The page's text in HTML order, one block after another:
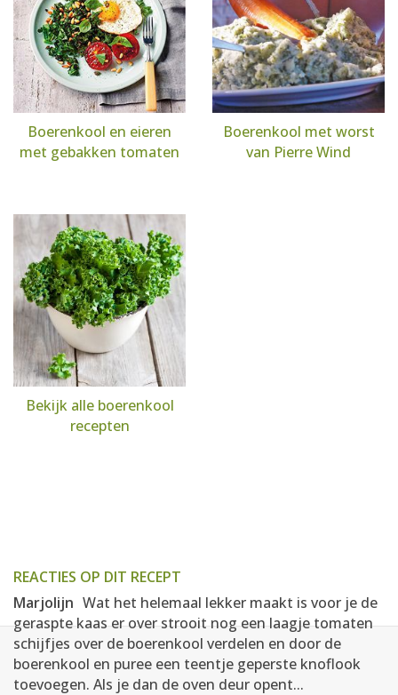
Boerenkool en eieren
met gebakken tomaten
Boerenkool met worst
van Pierre Wind
Bekijk alle boerenkool
recepten
REACTIES OP DIT RECEPT
Marjolijn Wat het helemaal lekker maakt is voor je de
geraspte kaas er over strooit nog een laagje tomaten
schijfjes over de boerenkool verdelen en door de
boerenkool en puree een teentje geperste knoflook
toevoegen. Als je dan de oven deur opent...